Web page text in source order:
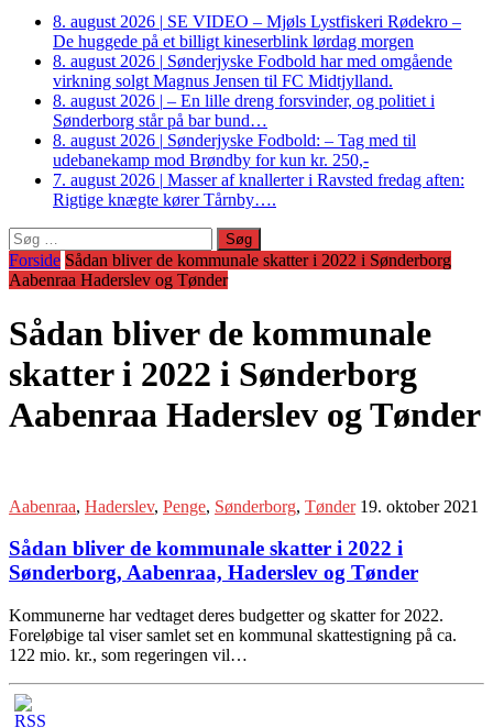
8. august 2026 | SE VIDEO – Mjøls Lystfiskeri Rødekro –
De huggede på et billigt kineserblink lørdag morgen
8. august 2026 | Sønderjyske Fodbold har med omgående
virkning solgt Magnus Jensen til FC Midtjylland.
8. august 2026 | – En lille dreng forsvinder, og politiet i
Sønderborg står på bar bund…
8. august 2026 | Sønderjyske Fodbold: – Tag med til
udebanekamp mod Brøndby for kun kr. 250,-
7. august 2026 | Masser af knallerter i Ravsted fredag aften:
Rigtige knægte kører Tårnby….
Søg
efter:
Forside Sådan bliver de kommunale skatter i 2022 i Sønderborg
Aabenraa Haderslev og Tønder
Sådan bliver de kommunale
skatter i 2022 i Sønderborg
Aabenraa Haderslev og Tønder
Aabenraa, Haderslev, Penge, Sønderborg, Tønder 19. oktober 2021
Sådan bliver de kommunale skatter i 2022 i
Sønderborg, Aabenraa, Haderslev og Tønder
Kommunerne har vedtaget deres budgetter og skatter for 2022.
Foreløbige tal viser samlet set en kommunal skattestigning på ca.
122 mio. kr., som regeringen vil…